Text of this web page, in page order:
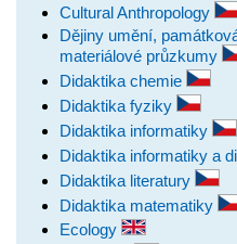
Cultural Anthropology
Dějiny umění,
materiálové průzkumy
Didaktika chemie
Didaktika fyziky
Didaktika informatiky
Didaktika informatiky a
Didaktika literatury
Didaktika matematiky
Ecology